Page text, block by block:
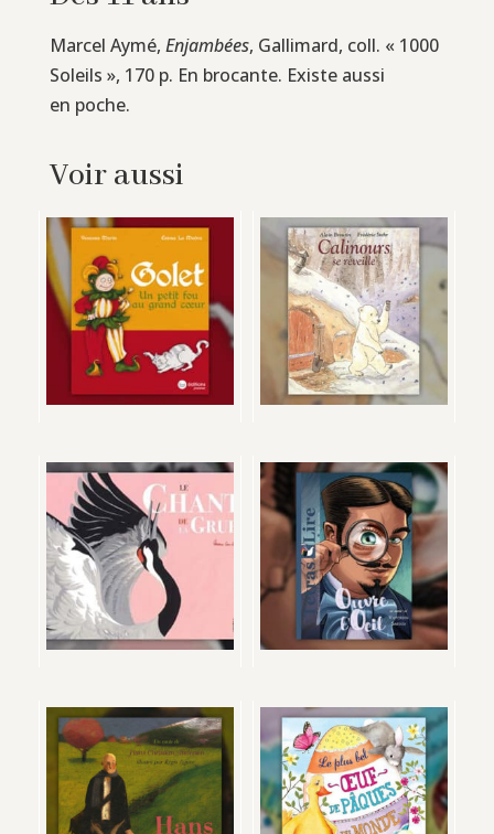
Marcel Aymé, Enjambées, Gallimard, coll. « 1000
Soleils », 170 p. En brocante. Existe aussi
en poche.
Voir aussi